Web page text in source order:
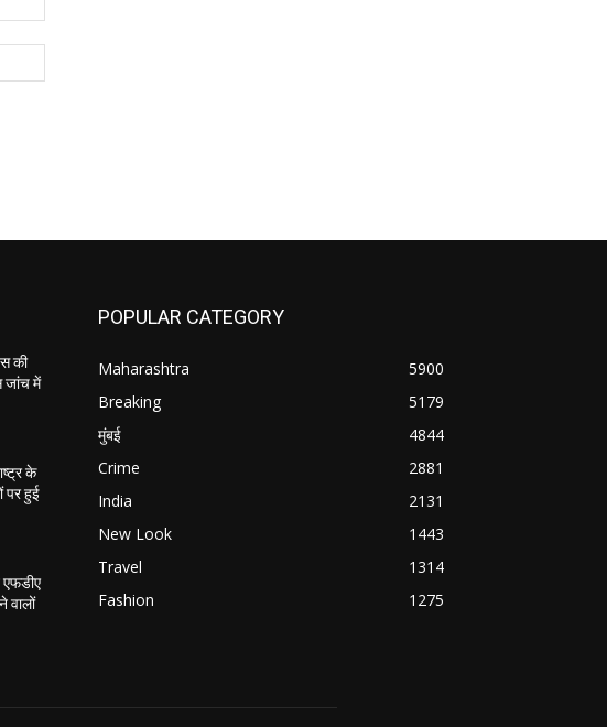
की
जांच में
के
पर हुई
एफडीए
वालों
POPULAR CATEGORY
Maharashtra
5900
Breaking
5179
मुंबई
4844
Crime
2881
India
2131
New Look
1443
Travel
1314
Fashion
1275